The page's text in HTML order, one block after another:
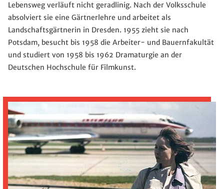
Lebensweg verläuft nicht geradlinig. Nach der Volksschule
absolviert sie eine Gärtnerlehre und arbeitet als
Landschaftsgärtnerin in Dresden. 1955 zieht sie nach
Potsdam, besucht bis 1958 die Arbeiter- und Bauernfakultät
und studiert von 1958 bis 1962 Dramaturgie an der
Deutschen Hochschule für Filmkunst.